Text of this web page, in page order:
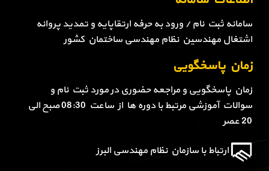
سامانه ثبت نام / ورود به حرفه ارتقاپایه و تمدید پروانه
اشتغال مهندسین نظام مهندسی ساختمان کشور
زمان پاسخگویی
زمان پاسخگویی و مراجعه حضوری در مورد ثبت نام و
سوالات آموزشی مرتبط با دوره ها از ساعت 08:30 صبح الی
20 عصر
ارتباط با سازمان نظام مهندسی البرز